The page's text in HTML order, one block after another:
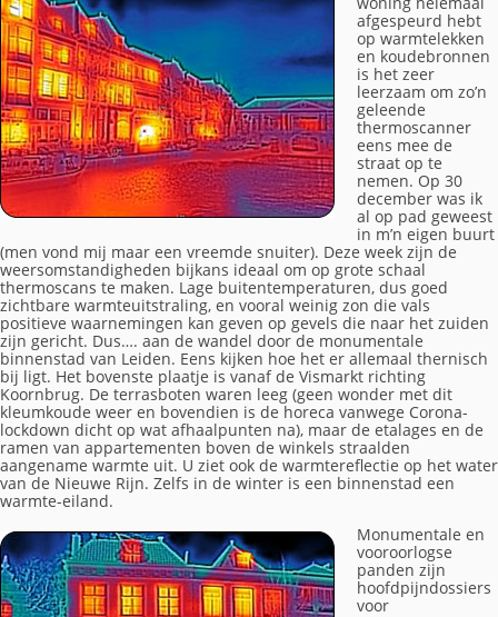
afgespeurd hebt
op warmtelekken
en koudebronnen
is het zeer
leerzaam om zo’n
geleende
thermoscanner
eens mee de
straat op te
nemen. Op 30
december was ik
al op pad geweest
in m’n eigen buurt
(men vond mij maar een vreemde snuiter). Deze week zijn de
weersomstandigheden bijkans ideaal om op grote schaal
thermoscans te maken. Lage buitentemperaturen, dus goed
zichtbare warmteuitstraling, en vooral weinig zon die vals
positieve waarnemingen kan geven op gevels die naar het zuiden
zijn gericht. Dus…. aan de wandel door de monumentale
binnenstad van Leiden. Eens kijken hoe het er allemaal thernisch
bij ligt. Het bovenste plaatje is vanaf de Vismarkt richting
Koornbrug. De terrasboten waren leeg (geen wonder met dit
kleumkoude weer en bovendien is de horeca vanwege Corona-
lockdown dicht op wat afhaalpunten na), maar de etalages en de
ramen van appartementen boven de winkels straalden
aangename warmte uit. U ziet ook de warmtereflectie op het water
van de Nieuwe Rijn. Zelfs in de winter is een binnenstad een
warmte-eiland.
Monumentale en
vooroorlogse
panden zijn
hoofdpijndossiers
voor